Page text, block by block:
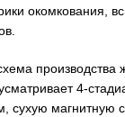
окомкования,
производства
4-
сухую магнитную